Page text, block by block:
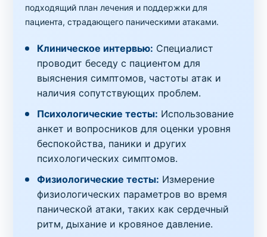
подходящий план лечения и поддержки для
пациента, страдающего паническими атаками.
Клиническое интервью: Специалист
проводит беседу с пациентом для
выяснения симптомов, частоты атак и
наличия сопутствующих проблем.
Психологические тесты: Использование
анкет и вопросников для оценки уровня
беспокойства, паники и других
психологических симптомов.
Физиологические тесты: Измерение
физиологических параметров во время
панической атаки, таких как сердечный
ритм, дыхание и кровяное давление.